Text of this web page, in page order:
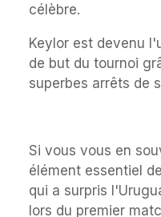
célèbre.
Keylor est devenu
de but du tournoi
superbes arrêts de
Si vous vous en
élément essentiel
qui a surpris
lors du premier